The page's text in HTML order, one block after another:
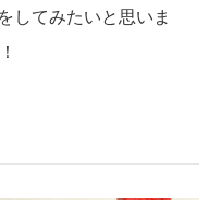
してみたいと思いま